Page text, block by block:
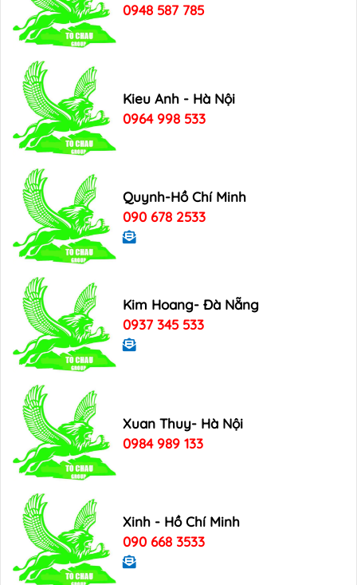
0948 587 785
Kieu Anh - Hà Nội
0964 998 533
Quynh-Hồ Chí Minh
090 678 2533
Kim Hoang- Đà Nẵng
0937 345 533
Xuan Thuy- Hà Nội
0984 989 133
Xinh - Hồ Chí Minh
090 668 3533